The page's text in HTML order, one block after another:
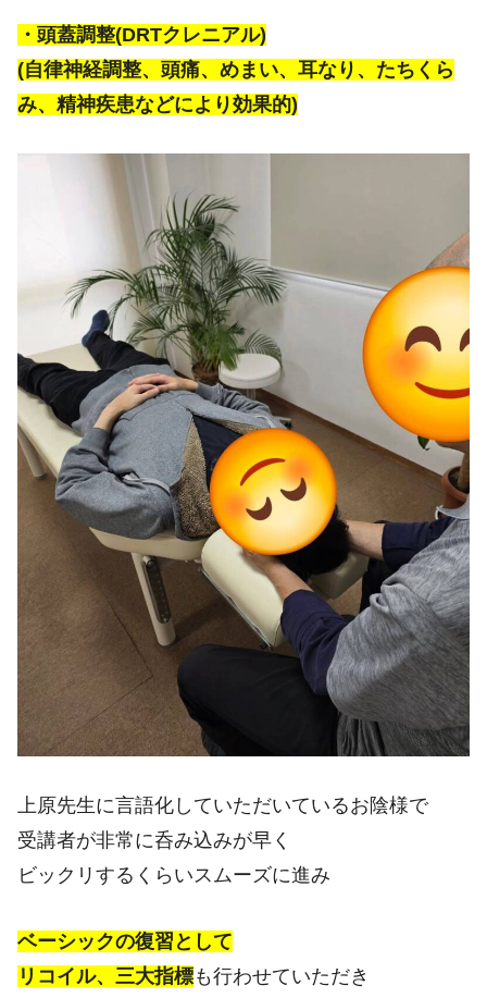
・頭蓋調整(DRTクレニアル)
(自律神経調整、頭痛、めまい、耳なり、たちくら
み、精神疾患などにより効果的)
上原先生に言語化していただいているお陰様で
受講者が非常に呑み込みが早く
ビックリするくらいスムーズに進み
ベーシックの復習として
リコイル、三大指標も行わせていただき